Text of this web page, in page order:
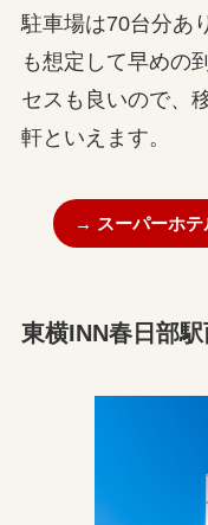
駐車場は70台分あ
も想定して早めの
セスも良いので、
軒といえます。
→ スーパーホテ
東横INN春日部駅